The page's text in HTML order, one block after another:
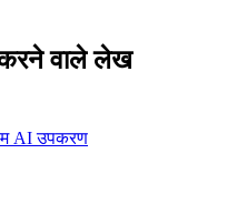
वाले लेख